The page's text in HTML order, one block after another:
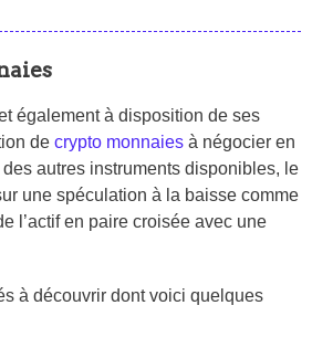
également à disposition de ses
de crypto monnaies à négocier en
des autres instruments disponibles, le
une spéculation à la baisse comme
l’actif en paire croisée avec une
à découvrir dont voici quelques